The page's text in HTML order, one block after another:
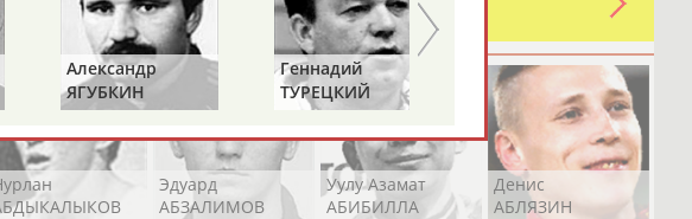
патриотов своей страны!
Эдуард
АБЗАЛИМОВ
Уулу Азамат
АБИБИЛЛА
Денис
АБЛЯЗИН
Александр
ЯГУБКИН
Геннадий
ТУРЕЦКИЙ